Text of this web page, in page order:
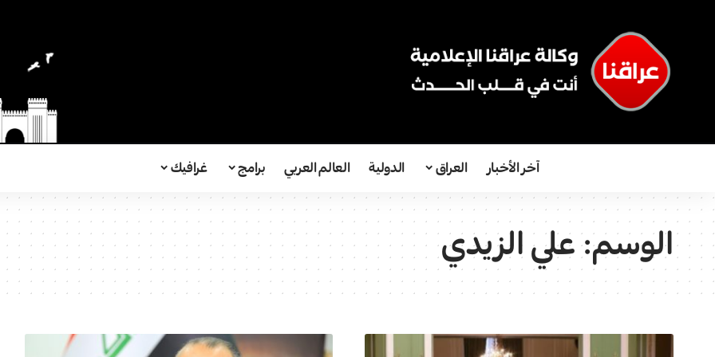
آخر الأخبار العراق الدولية العالم العربي برامج غرافيك
الوسم:علي الزيدي